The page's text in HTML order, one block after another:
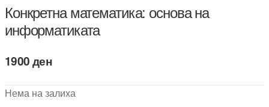
Конкретна математика: основа на
информатиката
1900ден
Нема на залиха